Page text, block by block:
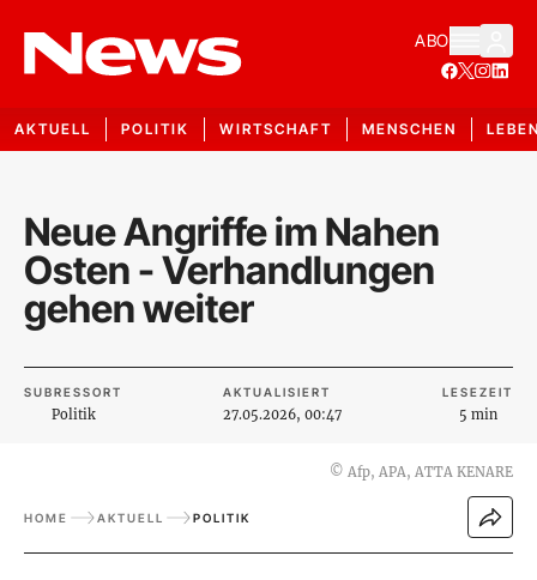
ABO
AKTUELL POLITIK WIRTSCHAFT MENSCHEN
Neue Angriffe im Nahen
Osten - Verhandlungen
gehen weiter
SUBRESSORT
Politik
AKTUALISIERT
27.05.2026, 00:47
LESEZEIT
5 min
© Afp, APA, ATTA KENARE
HOME AKTUELL POLITIK